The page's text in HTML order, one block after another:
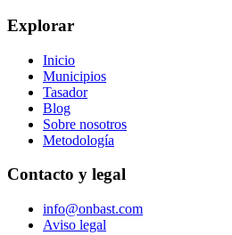
Explorar
Inicio
Municipios
Tasador
Blog
Sobre nosotros
Metodología
Contacto y legal
info@onbast.com
Aviso legal